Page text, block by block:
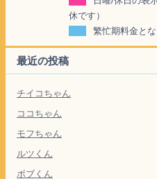
休です）
繁忙期料金と
最近の投稿
チイコちゃん
ココちゃん
モフちゃん
ルツくん
ボブくん